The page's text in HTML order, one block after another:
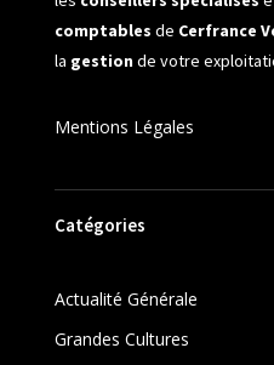
comptables de Cerfrance
la gestionde votre
Mentions Légales
Catégories
Actualité Générale
Grandes Cultures